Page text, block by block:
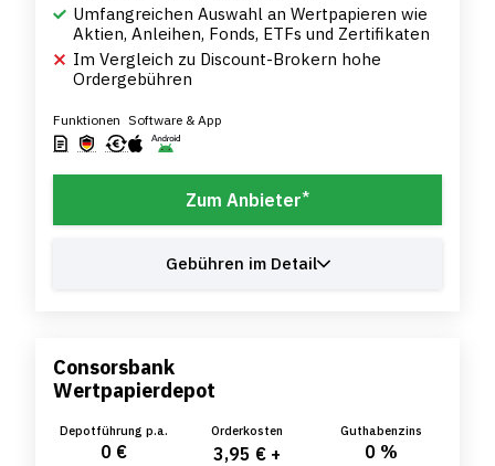
Umfangreichen Auswahl an Wertpapieren wie
Aktien, Anleihen, Fonds, ETFs und Zertifikaten
Im Vergleich zu Discount-Brokern hohe
Ordergebühren
Funktionen Software & App
Zum Anbieter*
Gebühren im Detail
Consorsbank
Wertpapierdepot
Depotführung p.a.
0 €
Orderkosten
3,95 € +
Guthabenzins
0 %